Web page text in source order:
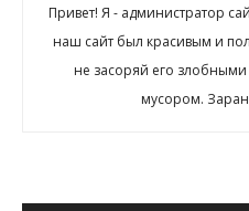
Привет! Я - администратор
наш сайт был красивым и
не засоряй его
мусором.